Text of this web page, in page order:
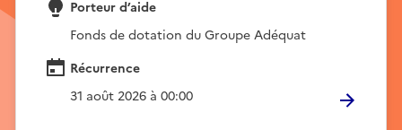
Porteur d’aide
Fonds de dotation du Groupe Adéquat
Récurrence
31 août 2026 à 00:00